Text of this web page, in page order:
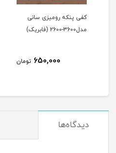
یعقه پنکه ارشیا مشکی
90,000 تومان
دیدگاه‌ها